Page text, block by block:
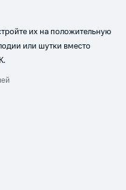
их на положительную
или шутки вместо